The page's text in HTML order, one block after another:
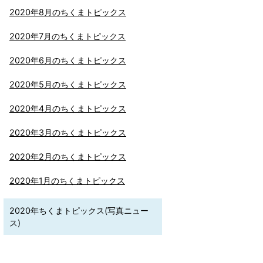
2020年8月のちくまトピックス
2020年7月のちくまトピックス
2020年6月のちくまトピックス
2020年5月のちくまトピックス
2020年4月のちくまトピックス
2020年3月のちくまトピックス
2020年2月のちくまトピックス
2020年1月のちくまトピックス
2020年ちくまトピックス(写真ニュー
ス)